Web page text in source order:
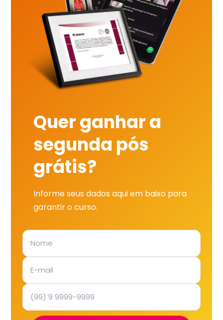
Quer ganhar a
segunda pós
grátis?
Informe seus dados aqui em baixo para
garantir o curso.